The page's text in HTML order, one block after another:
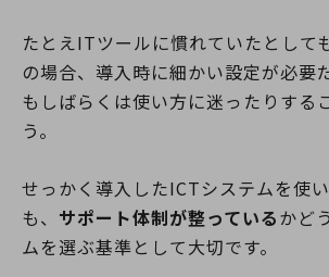
たとえITツールに慣れていたとして
の場合、導入時に細かい設定が必要
もしばらくは使い方に迷ったりする
う。
せっかく導入したICTシステムを使
も、 サポート体制が整っているかど
ムを選ぶ基準として大切です。